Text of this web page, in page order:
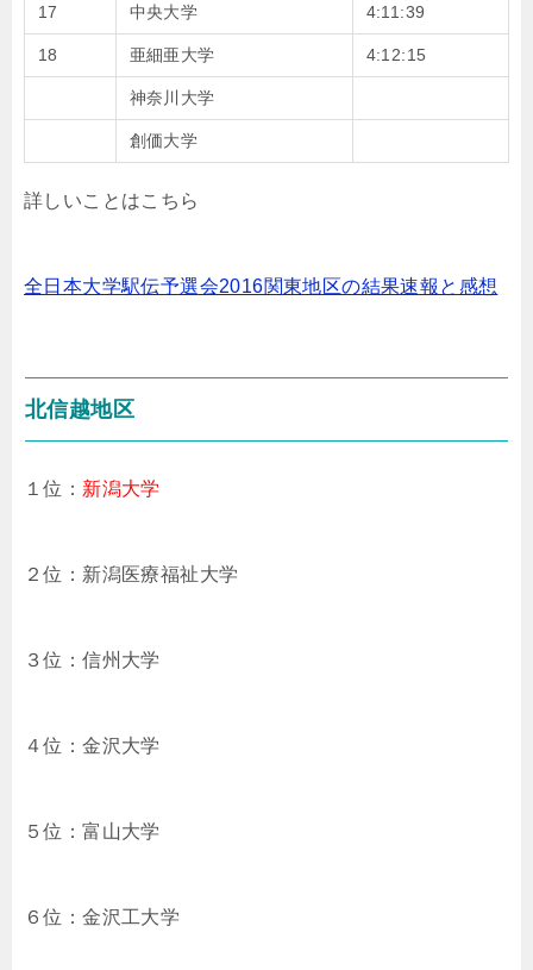
17 中央大学 4:11:39
18 亜細亜大学 4:12:15
神奈川大学
創価大学
詳しいことはこちら
全日本大学駅伝予選会2016関東地区の結果速報と感想
北信越地区
１位： 新潟大学
２位：新潟医療福祉大学
３位：信州大学
４位：金沢大学
５位：富山大学
６位：金沢工大学